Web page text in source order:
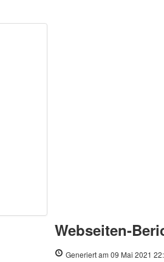
Webseiten-
Generiert am 09 Mai 2021